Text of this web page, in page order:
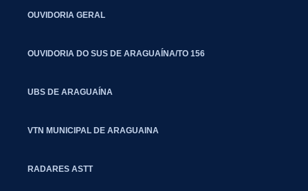
OUVIDORIA GERAL
OUVIDORIA DO SUS DE ARAGUAÍNA/TO 156
UBS DE ARAGUAÍNA
VTN MUNICIPAL DE ARAGUAINA
RADARES ASTT